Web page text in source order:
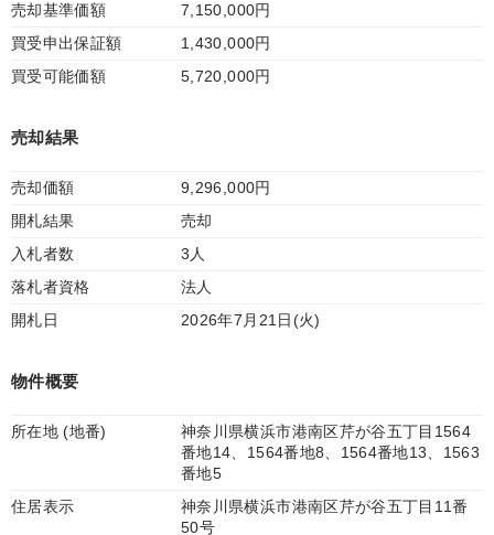
売却基準価額
7,150,000円
買受申出保証額
1,430,000円
買受可能価額
5,720,000円
売却結果
売却価額
9,296,000円
開札結果
売却
入札者数
3人
落札者資格
法人
開札日
2026年7月21日(火)
物件概要
所在地 (地番)
神奈川県横浜市港南区芹が谷五丁目1564
番地14、1564番地8、1564番地13、1563
番地5
住居表示
神奈川県横浜市港南区芹が谷五丁目11番
50号